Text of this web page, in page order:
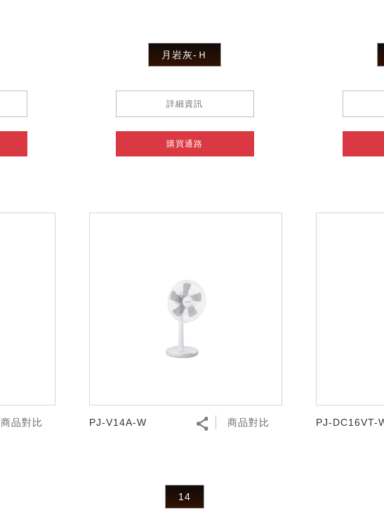
月岩灰-Ｈ
詳細資訊
購買通路
商品對比 PJ-V14A-W 商品對比
14
PJ-DC16VT-